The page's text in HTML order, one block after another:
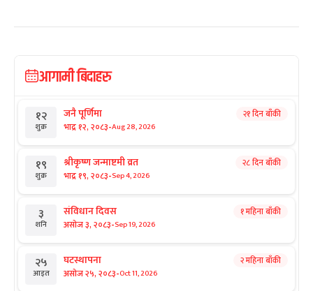
आगामी बिदाहरु
१२
शुक्र
जनै पूर्णिमा
भाद्र १२, २०८३-Aug 28, 2026
२१ दिन बाँकी
१९
शुक्र
श्रीकृष्ण जन्माष्टमी व्रत
भाद्र १९, २०८३-Sep 4, 2026
२८ दिन बाँकी
३
शनि
संविधान दिवस
असोज ३, २०८३-Sep 19, 2026
१ महिना बाँकी
२५
आइत
घटस्थापना
असोज २५, २०८३-Oct 11, 2026
२ महिना बाँकी